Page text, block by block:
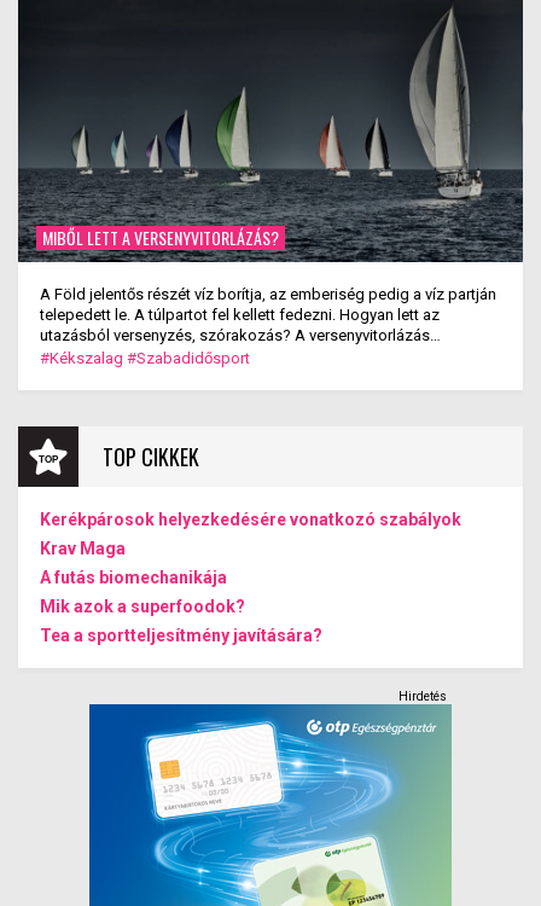
MIBŐL LETT A VERSENYVITORLÁZÁS?
A Föld jelentős részét víz borítja, az emberiség pedig a víz partján
telepedett le. A túlpartot fel kellett fedezni. Hogyan lett az
utazásból versenyzés, szórakozás? A versenyvitorlázás
kialakulása.
#Kékszalag #Szabadidősport
TOP CIKKEK
Kerékpárosok helyezkedésére vonatkozó szabályok
Krav Maga
A futás biomechanikája
Mik azok a superfoodok?
Tea a sportteljesítmény javítására?
Hirdetés